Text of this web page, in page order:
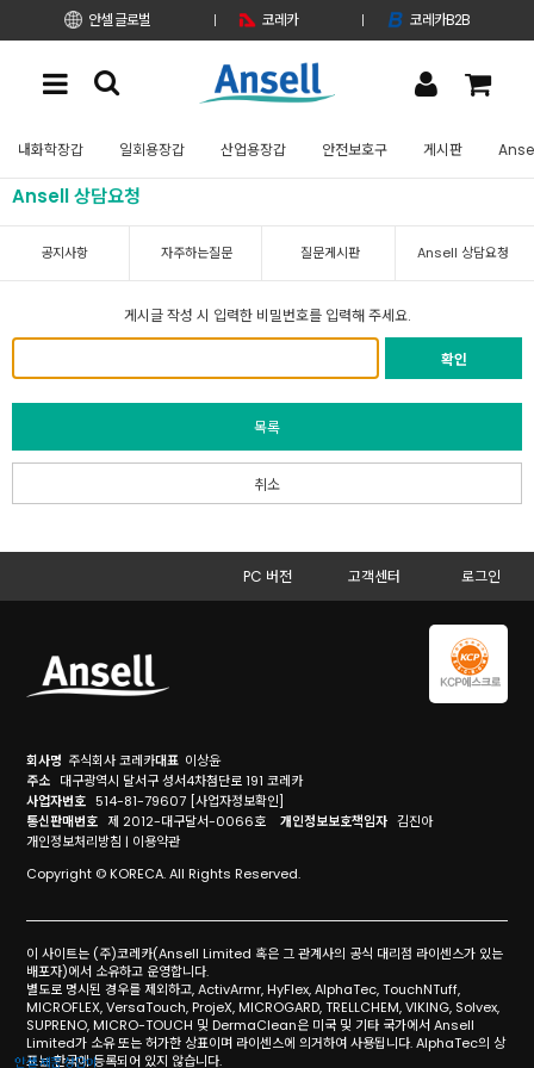
안셀 글로벌 코레카 코레카B2B
내화학장갑 일회용장갑 산업용장갑 안전보호구 게시판
Ansell 상담요청
공지사항 자주하는질문 질문게시판 Ansell 상담요청
게시글 작성 시 입력한 비밀번호를 입력해 주세요.
확인
목록
취소
PC 버전 고객센터 로그인
회사명 주식회사 코레카대표 이상윤
주소 대구광역시 달서구 성서4차첨단로 191 코레카
사업자번호 514-81-79607 [사업자정보확인]
통신판매번호 제 2012-대구달서-0066호개인정보보호책임자 김진아
개인정보처리방침 | 이용약관
Copyright © KORECA. All Rights Reserved.
이 사이트는 (주)코레카(Ansell Limited 혹은 그 관계사의 공식 대리점 라이센스가 있는
배포자)에서 소유하고 운영합니다.
별도로 명시된 경우를 제외하고, ActivArmr, HyFlex, AlphaTec, TouchNTuff,
MICROFLEX, VersaTouch, ProjeX, MICROGARD, TRELLCHEM, VIKING, Solvex,
SUPRENO, MICRO-TOUCH 및 DermaClean은 미국 및 기타 국가에서 Ansell
Limited가 소유 또는 허가한 상표이며 라이센스에 의거하여 사용됩니다. AlphaTec의 상
표는 한국에 등록되어 있지 않습니다.